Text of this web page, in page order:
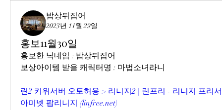
밥상뒤집어
2023년 11월 29일
홍보11월30일
홍보한 닉네임 : 밥상뒤집어
보상아이템 받을 캐릭터명 : 마법소녀라니
린2 키위서버 오토허용 > 리니지2 | 린프리 - 리니지 프리
아미넷 팝리니지 (linfree.net)